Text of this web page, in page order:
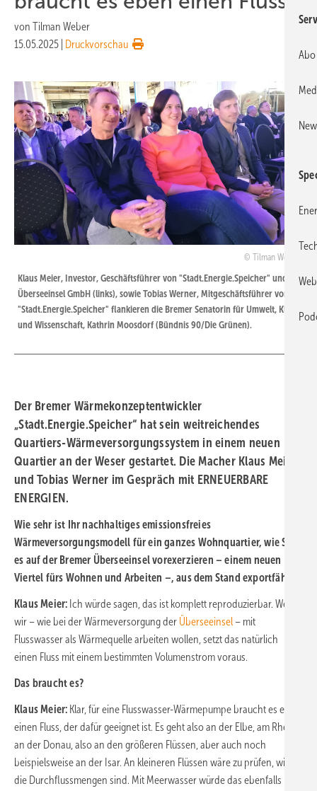
von Tilman Weber
15.05.2025
Druckvorschau
Tilman Weber
Klaus Meier, Investor, Geschäftsführer von "Stadt.Energie.Speicher" und
Überseeinsel GmbH (links), sowie Tobias Werner, Mitgeschäftsführer von
"Stadt.Energie.Speicher" flankieren die Bremer Senatorin für Umwelt, Klima
und Wissenschaft, Kathrin Moosdorf (Bündnis 90/Die Grünen).
Der Bremer Wärmekonzeptentwickler
„Stadt.Energie.Speicher“ hat sein weitreichendes
Quartiers-Wärmeversorgungssystem in einem neuen
Quartier an der Weser gestartet. Die Macher Klaus Meier
und Tobias Werner im Gespräch mit ERNEUERBARE
ENERGIEN.
Wie sehr ist Ihr nachhaltiges emissionsfreies
Wärmeversorgungsmodell für ein ganzes Wohnquartier, wie Sie
es auf der Bremer Überseeinsel vorexerzieren – einem neuen
Viertel fürs Wohnen und Arbeiten –, aus dem Stand exportfähig?
Klaus Meier: Ich würde sagen, das ist komplett reproduzierbar. Wenn
wir – wie bei der Wärmeversorgung der Überseeinsel – mit
Flusswasser als Wärmequelle arbeiten wollen, setzt das natürlich
einen Fluss mit einem bestimmten Volumenstrom voraus.
Das braucht es?
Klaus Meier: Klar, für eine Flusswasser-Wärmepumpe braucht es eben
einen Fluss, der dafür geeignet ist. Es geht also an der Elbe, am Rhein,
an der Donau, also an den größeren Flüssen, aber auch noch
beispielsweise an der Isar. An kleineren Flüssen wäre zu prüfen, wie
die Durchflussmengen sind. Mit Meerwasser würde das ebenfalls
Abo